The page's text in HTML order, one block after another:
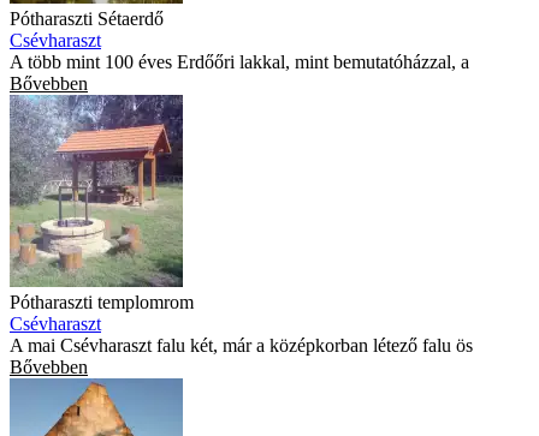
Pótharaszti Sétaerdő
Csévharaszt
A több mint 100 éves Erdőőri lakkal, mint bemutatóházzal, a
Bővebben
Pótharaszti templomrom
Csévharaszt
A mai Csévharaszt falu két, már a középkorban létező falu ös
Bővebben